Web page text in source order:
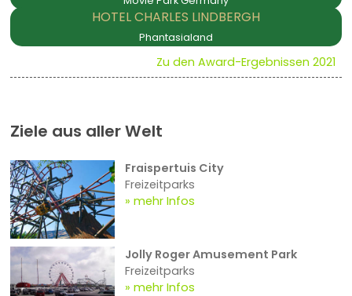
HOTEL CHARLES LINDBERGH
Phantasialand
Zu den Award-Ergebnissen 2021
Ziele aus aller Welt
Fraispertuis City
Freizeitparks
mehr Infos
Jolly Roger Amusement Park
Freizeitparks
mehr Infos